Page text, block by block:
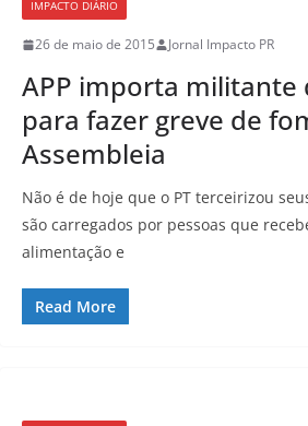
IMPACTO DIÁRIO
26 de maio de 2015 Jornal Impacto PR
APP importa militante
para fazer greve de
Assembleia
Não é de hoje que o PT terceirizou
são carregados por pessoas que
alimentação e
Read More